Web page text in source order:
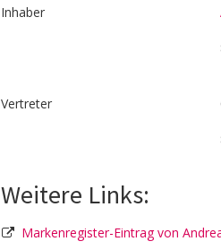
Inhaber
Vertreter
Weitere Links:
Markenregister-Eintrag von